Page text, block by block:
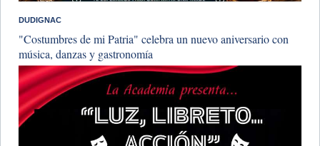
DUDIGNAC
"Costumbres de mi Patria" celebra un nuevo aniversario con
música, danzas y gastronomía